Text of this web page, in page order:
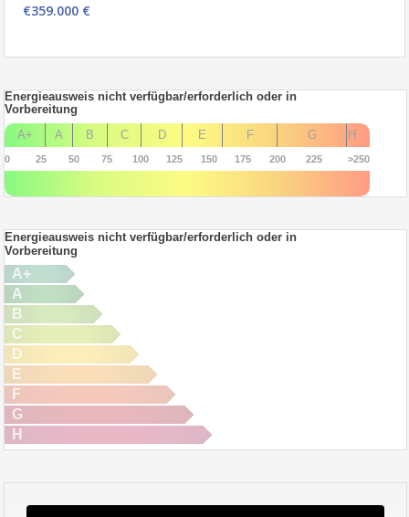
€359.000 €
Energieausweis nicht verfügbar/erforderlich oder in
Vorbereitung
A+
A B C D E F G H
0 25 50 75 100 125 150 175 200 225 >250
Energieausweis nicht verfügbar/erforderlich oder in
Vorbereitung
A+
A
B
C
D
E
F
G
H